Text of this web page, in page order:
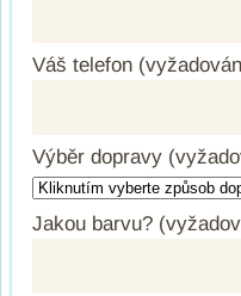
Váš telefon
Výběr dopravy
Jakou barvu?